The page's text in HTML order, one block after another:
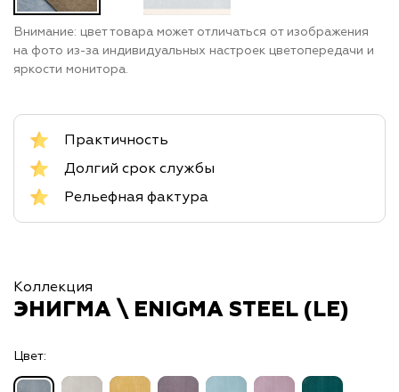
Внимание: цвет товара может отличаться от изображения
на фото из-за индивидуальных настроек цветопередачи и
яркости монитора.
Практичность
Долгий срок службы
Рельефная фактура
Коллекция
ЭНИГМА \ ENIGMA STEEL (LE)
Цвет: